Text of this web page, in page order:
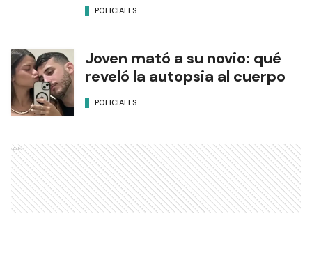
POLICIALES
Joven mató a su novio: qué
reveló la autopsia al cuerpo
POLICIALES
Ads